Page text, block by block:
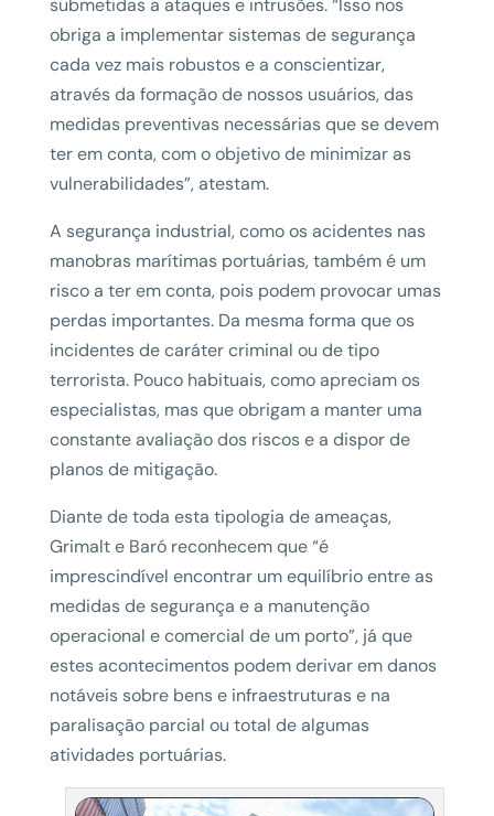
submetidas a ataques e intrusões. “Isso nos
obriga a implementar sistemas de segurança
cada vez mais robustos e a conscientizar,
através da formação de nossos usuários, das
medidas preventivas necessárias que se devem
ter em conta, com o objetivo de minimizar as
vulnerabilidades”, atestam.
A segurança industrial, como os acidentes nas
manobras marítimas portuárias, também é um
risco a ter em conta, pois podem provocar umas
perdas importantes. Da mesma forma que os
incidentes de caráter criminal ou de tipo
terrorista. Pouco habituais, como apreciam os
especialistas, mas que obrigam a manter uma
constante avaliação dos riscos e a dispor de
planos de mitigação.
Diante de toda esta tipologia de ameaças,
Grimalt e Baró reconhecem que “é
imprescindível encontrar um equilíbrio entre as
medidas de segurança e a manutenção
operacional e comercial de um porto”, já que
estes acontecimentos podem derivar em danos
notáveis sobre bens e infraestruturas e na
paralisação parcial ou total de algumas
atividades portuárias.